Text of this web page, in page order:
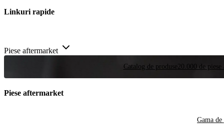
Linkuri rapide
Piese aftermarket
Catalog de produse 20.000 de
Piese aftermarket
Gama de